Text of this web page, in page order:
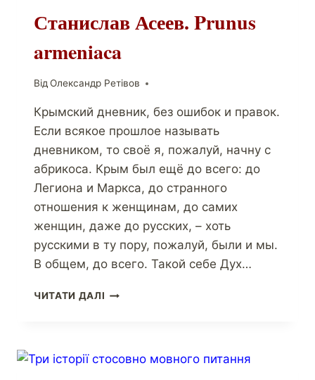
Станислав Асеев. Prunus
armeniaca
ВідОлександр Ретівов
Крымский дневник, без ошибок и правок.
Если всякое прошлое называть
дневником, то своё я, пожалуй, начну с
абрикоса. Крым был ещё до всего: до
Легиона и Маркса, до странного
отношения к женщинам, до самих
женщин, даже до русских, – хоть
русскими в ту пору, пожалуй, были и мы.
В общем, до всего. Такой себе Дух…
ЧИТАТИ ДАЛІ